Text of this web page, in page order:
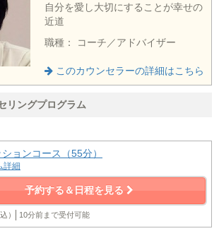
自分を愛し大切にすることが幸せの
近道
職種： コーチ／アドバイザー
このカウンセラーの詳細はこちら
リングプログラム
ョンコース（55分）
詳細
予約する＆日程を見る
） 10分前まで受付可能